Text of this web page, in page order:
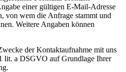
einer gültigen E-Mail-Adresse
von wem die Anfrage stammt und
Weitere Angaben können
der Kontaktaufnahme mit uns
lit. a DSGVO auf Grundlage Ihrer